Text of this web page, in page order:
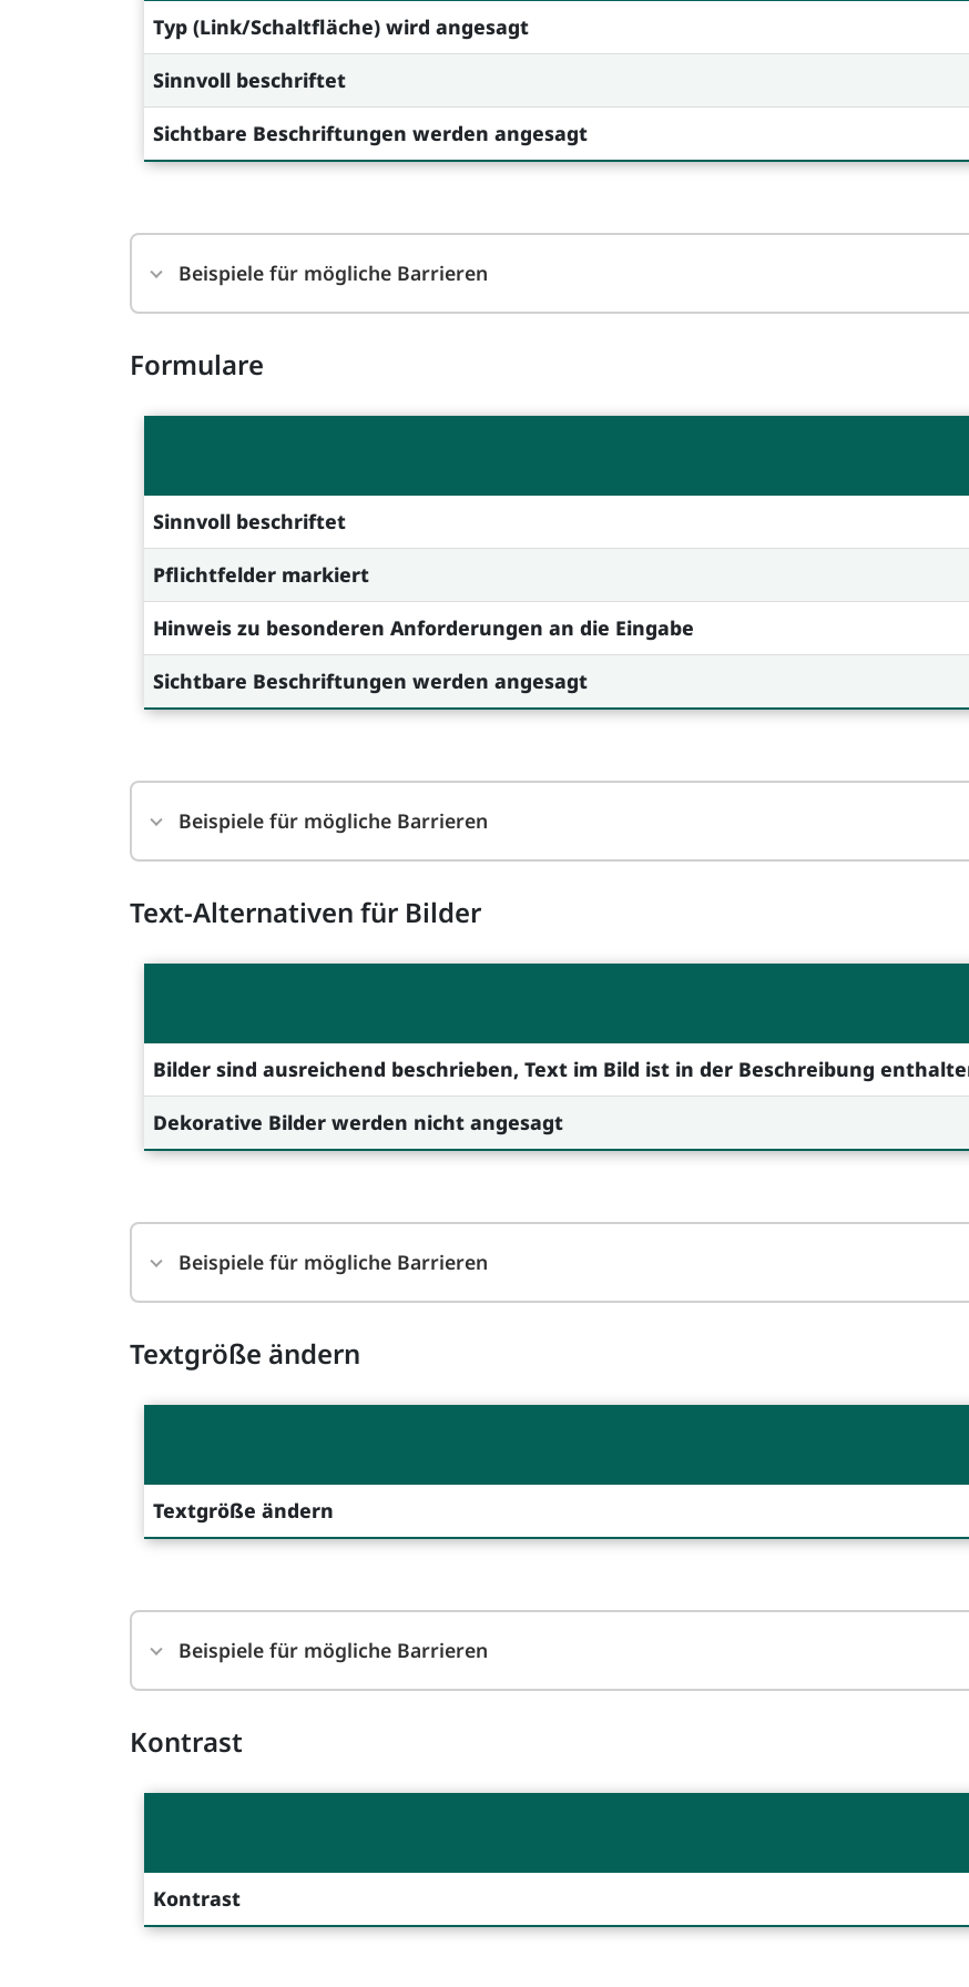
Typ (Link/Schaltfläche) wird angesagt
Sinnvoll beschriftet
Sichtbare Beschriftungen werden angesagt
Beispiele für mögliche Barrieren
Formulare
Sinnvoll beschriftet
Pflichtfelder markiert
Hinweis zu besonderen Anforderungen an die Eingabe
Sichtbare Beschriftungen werden angesagt
Beispiele für mögliche Barrieren
Text-Alternativen für Bilder
Bilder sind ausreichend beschrieben, Text im Bild ist in der Beschreibung
Dekorative Bilder werden nicht angesagt
Beispiele für mögliche Barrieren
Textgröße ändern
Textgröße ändern
Beispiele für mögliche Barrieren
Kontrast
Kontrast